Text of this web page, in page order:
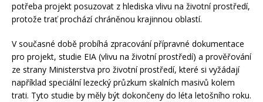
potřeba projekt posuzovat z hlediska vlivu na životní prostředí,
protože trať prochází chráněnou krajinnou oblastí.
V současné době probíhá zpracování přípravné dokumentace
pro projekt, studie EIA (vlivu na životní prostředí) a prověřování
ze strany Ministerstva pro životní prostředí, které si vyžádají
například speciální lezecký průzkum skalních masivů kolem
trati. Tyto studie by měly být dokončeny do léta letošního roku.